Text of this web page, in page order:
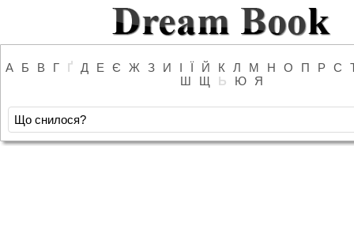
А Б В Г Ґ Д Е Є Ж З И І Ї Й К Л М Н О П Р С
Ш
Щ Ь Ю Я